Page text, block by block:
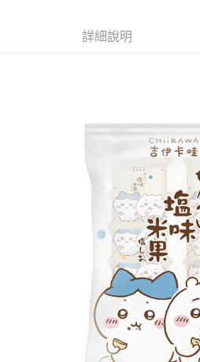
※ 請注意：結帳手續完成當下不需立刻繳
購買商品的店家。未經商家同意取消之訂
１．透過由恩沛科技股份有限公司提供之
易，需依本服務之必要範圍內提供個人資
權轉讓予恩沛科技股份有限公司。
２．關於個人資料處理事宜，請瀏覽以下
https://aftee.tw/terms/#terms3
３．未成年的使用者請事先徵得法定代理
「AFTEE先享後付」，若未經同意申辦者
４．使用「AFTEE先享後付」時，將依據
時審查核予不同之上限額度；若仍有額度
請求用戶進行身份認證。
５．嚴禁一人註冊多個帳號或使用他人資
恩沛科技股份有限公司將有權停止該用戶
每筆NT$65，滿NT$490(含以上)免運費
每筆NT$65，滿NT$490(含以上)免運費
付款後7-11取貨
每筆NT$65，滿NT$490(含以上)免運
每筆NT$100，滿NT$790(含以上)免
付款後寶雅門市自取(由倉庫統一出貨)
每筆NT$80，滿NT$290(含以上)免運費
詳細說明